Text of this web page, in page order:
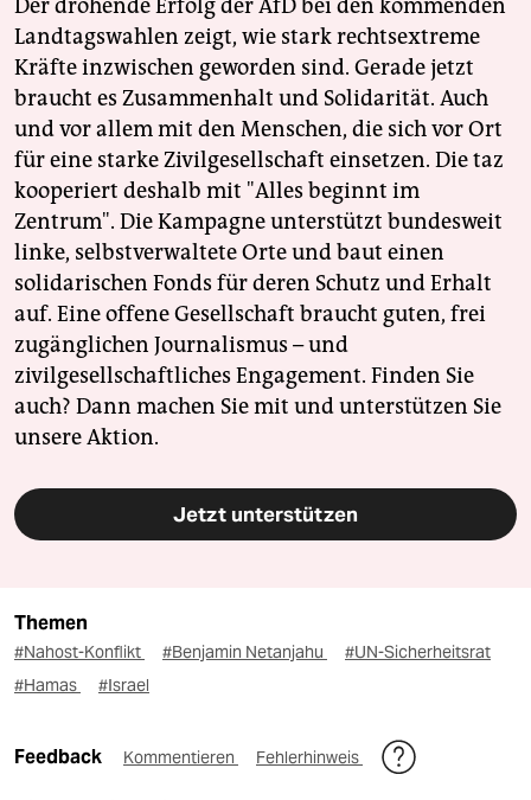
Der drohende Erfolg der AfD bei den kommenden
Landtagswahlen zeigt, wie stark rechtsextreme
Kräfte inzwischen geworden sind. Gerade jetzt
braucht es Zusammenhalt und Solidarität. Auch
und vor allem mit den Menschen, die sich vor Ort
für eine starke Zivilgesellschaft einsetzen. Die taz
kooperiert deshalb mit "Alles beginnt im
Zentrum". Die Kampagne unterstützt bundesweit
linke, selbstverwaltete Orte und baut einen
solidarischen Fonds für deren Schutz und Erhalt
auf. Eine offene Gesellschaft braucht guten, frei
zugänglichen Journalismus – und
zivilgesellschaftliches Engagement. Finden Sie
auch? Dann machen Sie mit und unterstützen Sie
unsere Aktion.
Jetzt unterstützen
Themen
#Nahost-Konflikt #Benjamin Netanjahu
#UN-Sicherheitsrat
#Hamas
#Israel
Feedback Kommentieren Fehlerhinweis